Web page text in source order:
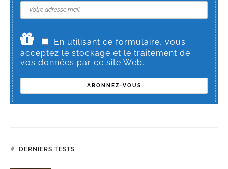
En utilisant ce formulaire, vous
acceptez le stockage et le traitement de
vos données par ce site Web.
DERNIERS TESTS